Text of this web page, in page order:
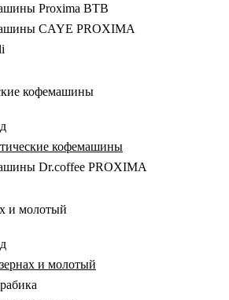
Proxima BTB
CAYE PROXIMA
кофемашины
кофемашины
Dr.coffee PROXIMA
и молотый
и молотый